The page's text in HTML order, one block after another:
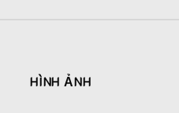
HÌNH ẢNH